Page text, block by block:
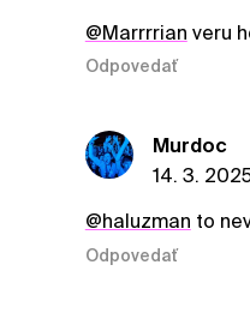
@Marrrrian veru
Odpovedať
Murdoc
14. 3.
@haluzman to
Odpovedať